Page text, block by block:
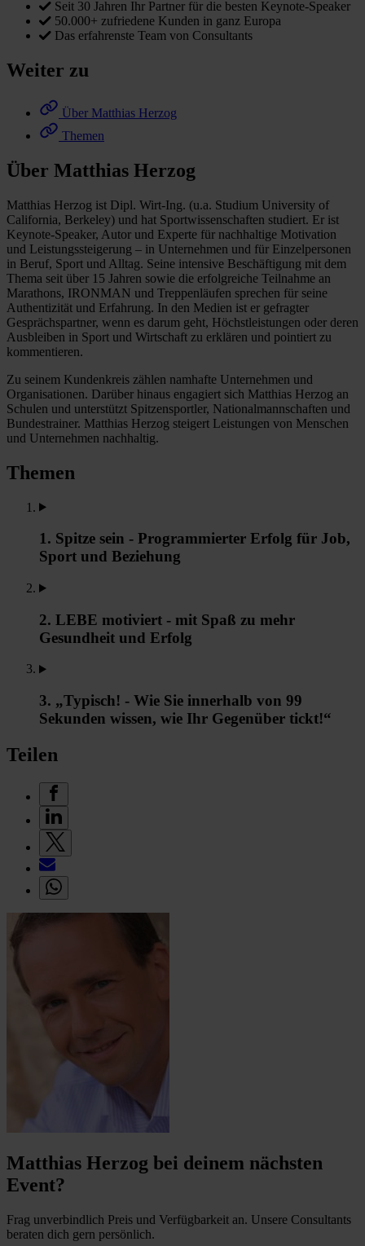
Seit 30 Jahren Ihr Partner für die besten Keynote-Speaker
50.000+ zufriedene Kunden in ganz Europa
Das erfahrenste Team von Consultants
Weiter zu
Über Matthias Herzog
Themen
Über Matthias Herzog
Matthias Herzog ist Dipl. Wirt-Ing. (u.a. Studium University of
California, Berkeley) und hat Sportwissenschaften studiert. Er ist
Keynote-Speaker, Autor und Experte für nachhaltige Motivation
und Leistungssteigerung – in Unternehmen und für Einzelpersonen
in Beruf, Sport und Alltag. Seine intensive Beschäftigung mit dem
Thema seit über 15 Jahren sowie die erfolgreiche Teilnahme an
Marathons, IRONMAN und Treppenläufen sprechen für seine
Authentizität und Erfahrung. In den Medien ist er gefragter
Gesprächspartner, wenn es darum geht, Höchstleistungen oder deren
Ausbleiben in Sport und Wirtschaft zu erklären und pointiert zu
kommentieren.
Zu seinem Kundenkreis zählen namhafte Unternehmen und
Organisationen. Darüber hinaus engagiert sich Matthias Herzog an
Schulen und unterstützt Spitzensportler, Nationalmannschaften und
Bundestrainer. Matthias Herzog steigert Leistungen von Menschen
und Unternehmen nachhaltig.
Themen
1. Spitze sein - Programmierter Erfolg für Job,
Sport und Beziehung
2. LEBE motiviert - mit Spaß zu mehr
Gesundheit und Erfolg
3. „Typisch! - Wie Sie innerhalb von 99
Sekunden wissen, wie Ihr Gegenüber tickt!“
Teilen
Matthias Herzog bei deinem nächsten
Event?
Frag unverbindlich Preis und Verfügbarkeit an. Unsere Consultants
beraten dich gern persönlich.